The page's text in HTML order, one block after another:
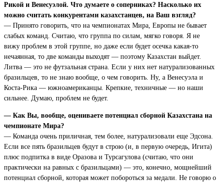
Рикой и Венесуэлой. Что думаете о соперниках? Насколько их
можно считать конкурентами казахстанцев, на Ваш взгляд?
— Принято говорить, что на чемпионатах Мира, Европы не бывает
слабых команд. Считаю, что группа по силам, мягко говоря. Я не
вижу проблем в этой группе, но даже если будет осечка какая-то
нечаянная, то две команды выходят — поэтому Казахстан выйдет.
Литва — это не футзальная страна. Если у них нет натурализованных
бразильцев, то не знаю вообще, о чем говорить. Ну, а Венесуэла и
Коста-Рика — южноамериканцы. Крепкие, техничные — но наши
сильнее. Думаю, проблем не будет.
— Как Вы, вообще, оцениваете потенциал сборной Казахстана на
чемпионате Мира?
— Команда очень приличная, тем более, натурализовали еще Эдсона.
Если все пять бразильцев будут в строю (и, в первую очередь, Игита)
плюс подпитка в виде Оразова и Турсагулова (считаю, что они
практически на равных с бразильцами) — это, конечно, мощнейший
потенциал сборной, которая может побороться за медали. Не говорю о